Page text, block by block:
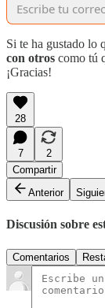
Si te ha gustado lo
con otros como tú
¡Gracias!
28
7
2
Compartir
Anterior
Discusión sobre
Comentarios